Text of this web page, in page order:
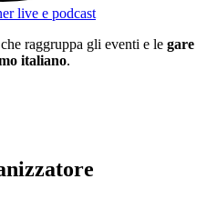
che raggruppa gli eventi e le gare
italiano.